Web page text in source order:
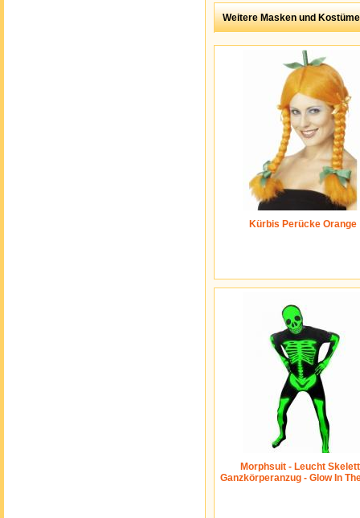
Weitere Masken und
Kürbis Perücke Orange
Morphsuit - Leucht
Ganzkörperanzug - Glow In